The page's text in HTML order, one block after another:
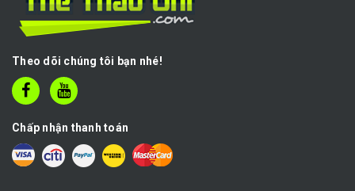
Theo dõi chúng tôi bạn nhé!
Chấp nhận thanh toán